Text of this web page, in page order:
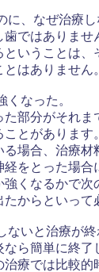
に、なぜ治療し
ではありませ
ということは
はありません。
くなった。
部分がそれま
ことがありま
場合、治療
経をとった場
くなるかで次
からといって
ないと治療が
ら簡単に終了
治療では比較